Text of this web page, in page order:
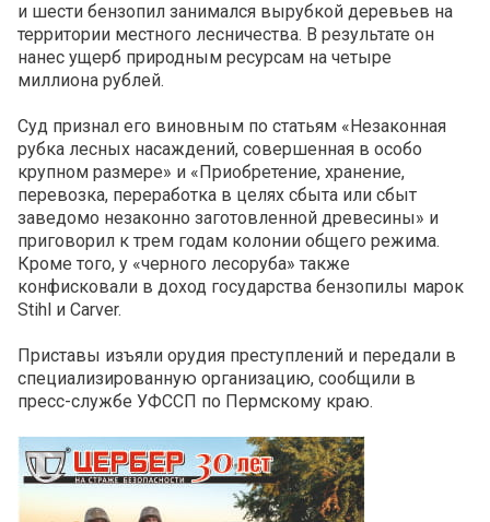
и шести бензопил занимался вырубкой деревьев на
территории местного лесничества. В результате он
нанес ущерб природным ресурсам на четыре
миллиона рублей.
Суд признал его виновным по статьям «Незаконная
рубка лесных насаждений, совершенная в особо
крупном размере» и «Приобретение, хранение,
перевозка, переработка в целях сбыта или сбыт
заведомо незаконно заготовленной древесины» и
приговорил к трем годам колонии общего режима.
Кроме того, у «черного лесоруба» также
конфисковали в доход государства бензопилы марок
Stihl и Carver.
Приставы изъяли орудия преступлений и передали в
специализированную организацию, сообщили в
пресс-службе УФССП по Пермскому краю.